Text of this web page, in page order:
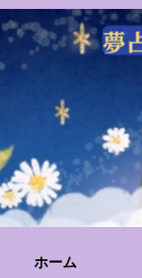
ホーム